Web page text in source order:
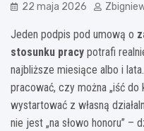
22 maja 2026
Jeden podpis pod umową o
stosunku pracy potrafi
najbliższe miesiące albo i
pracować, czy można „iść do
wystartować z własną
nie jest „na słowo honoru” –